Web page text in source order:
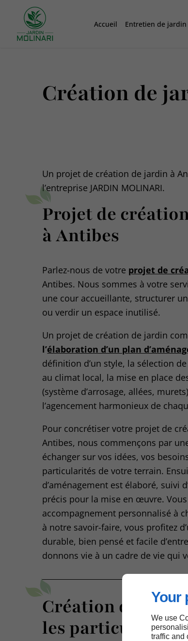
Your
We use
traffic and
Accueil Entretien de jardin
Création de
Un projet de création de jardin à
l’entreprise JARDIN MOLINARI.
Projet de
à Antibes
Parlez-nous de votre projet de
Antibes. Nous sommes à votre
une cour accueillante, structurer
ou verdir un espace inutilisé.
Un projet de création de jardin
l’élaboration d’un plan
définition d’un style, la sélection
au climat local, la mise en place
(système d’arrosage, allées,
l’agencement harmonieux de
Pour concrétiser votre projet de
Antibes, nous commençons par
échanger sur vos idées, vos
particularités de votre terrain.
d’aménagement est élaboré, suivi
précis pour la mise en œuvre. Vous
accompagnement personnalisé à
à notre savoir-faire, vous profitez
durable, bien pensé et facile
donnons vie à un cadre de vie qui
Création de
les particuliers à